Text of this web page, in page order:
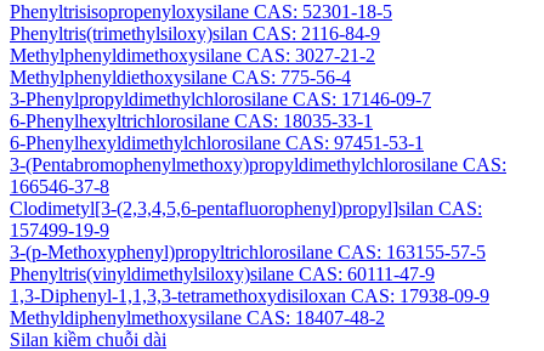
Phenyltrisisopropenyloxysilane CAS: 52301-18-5
Phenyltris(trimethylsiloxy)silan CAS: 2116-84-9
Methylphenyldimethoxysilane CAS: 3027-21-2
Methylphenyldiethoxysilane CAS: 775-56-4
3-Phenylpropyldimethylchlorosilane CAS: 17146-09-7
6-Phenylhexyltrichlorosilane CAS: 18035-33-1
6-Phenylhexyldimethylchlorosilane CAS: 97451-53-1
3-(Pentabromophenylmethoxy)propyldimethylchlorosilane CAS:
166546-37-8
Clodimetyl[3-(2,3,4,5,6-pentafluorophenyl)propyl]silan CAS:
157499-19-9
3-(p-Methoxyphenyl)propyltrichlorosilane CAS: 163155-57-5
Phenyltris(vinyldimethylsiloxy)silane CAS: 60111-47-9
1,3-Diphenyl-1,1,3,3-tetramethoxydisiloxan CAS: 17938-09-9
Methyldiphenylmethoxysilane CAS: 18407-48-2
Silan kiềm chuỗi dài